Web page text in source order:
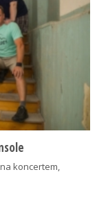
koncertem,